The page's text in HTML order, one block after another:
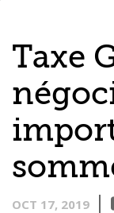
Taxe
OCT 17, 2019